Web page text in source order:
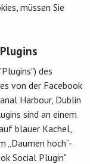
müssen Sie
des
von der Facebook
Harbour, Dublin
sind an einem
blauer Kachel,
„Daumen hoch“-
Social Plugin"